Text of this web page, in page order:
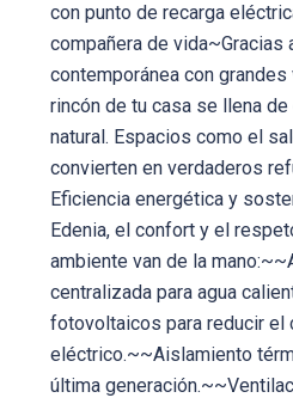
con punto de recarga
compañera de vida~Gracias
contemporánea con grandes
rincón de tu casa se llena
natural. Espacios como el
convierten en verdaderos
Eficiencia energética y
Edenia, el confort y el
ambiente van de la
centralizada para agua
fotovoltaicos para reducir el
eléctrico.~~Aislamiento
última